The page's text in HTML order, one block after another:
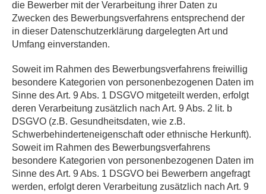
die Bewerber mit der Verarbeitung ihrer Daten zu
Zwecken des Bewerbungsverfahrens entsprechend der
in dieser Datenschutzerklärung dargelegten Art und
Umfang einverstanden.
Soweit im Rahmen des Bewerbungsverfahrens freiwillig
besondere Kategorien von personenbezogenen Daten im
Sinne des Art. 9 Abs. 1 DSGVO mitgeteilt werden, erfolgt
deren Verarbeitung zusätzlich nach Art. 9 Abs. 2 lit. b
DSGVO (z.B. Gesundheitsdaten, wie z.B.
Schwerbehinderteneigenschaft oder ethnische Herkunft).
Soweit im Rahmen des Bewerbungsverfahrens
besondere Kategorien von personenbezogenen Daten im
Sinne des Art. 9 Abs. 1 DSGVO bei Bewerbern angefragt
werden, erfolgt deren Verarbeitung zusätzlich nach Art. 9